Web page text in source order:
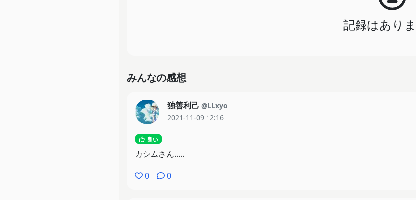
記録はあり
みんなの感想
独善利己 @LLxyo
2021-11-09 12:16
良い
カシムさん.....
0
0